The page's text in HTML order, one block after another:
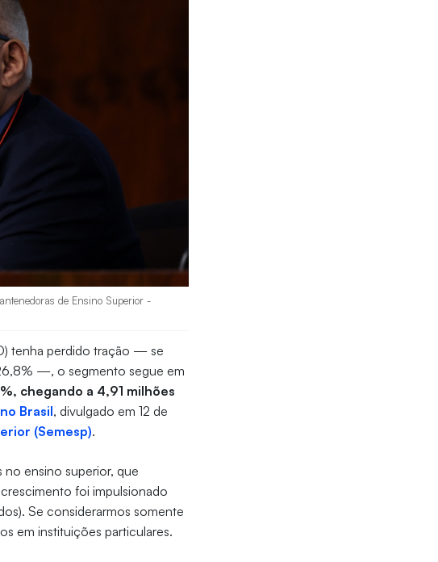
de Ensino Superior -
tenha perdido tração — se
—, o segmento segue em
chegando a 4,91 milhões
Brasil, divulgado em 12 de
(Semesp).
no ensino superior, que
foi impulsionado
Se considerarmos somente
em instituições particulares.